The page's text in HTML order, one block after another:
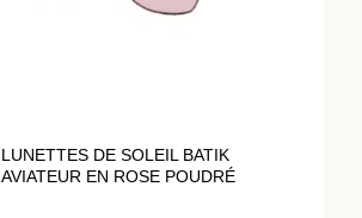
LUNETTES DE SOLEIL BATIK
AVIATEUR EN ROSE POUDRÉ